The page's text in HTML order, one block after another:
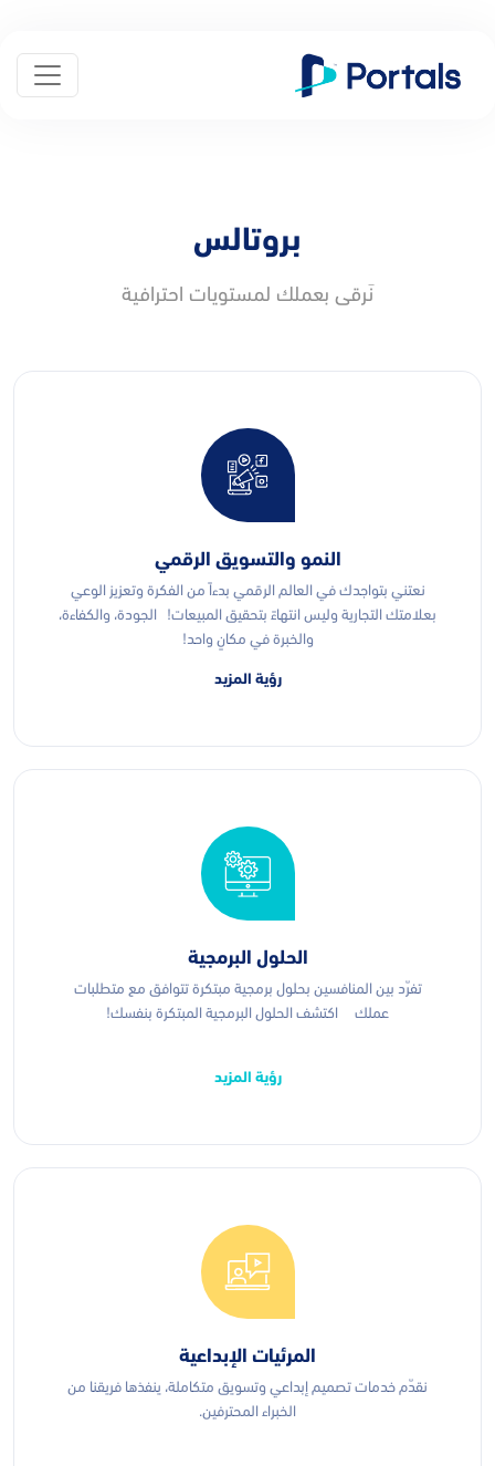
بروتالس
نَرقى بعملك لمستويات احترافية
النمو والتسويق الرقمي
نعتني بتواجدك في العالم الرقمي بدءاً من الفكرة وتعزيز الوعي
بعلامتك التجارية وليس انتهاءً بتحقيق المبيعات! الجودة، والكفاءة،
والخبرة في مكانٍ واحد!
رؤية المزيد
الحلول البرمجية
تفرّد بين المنافسين بحلول برمجية مبتكرة تتوافق مع متطلبات
عملك اكتشف الحلول البرمجية المبتكرة بنفسك!
رؤية المزيد
المرئيات الإبداعية
نقدّم خدمات تصميم إبداعي وتسويق متكاملة، ينفذها فريقنا من
الخبراء المحترفين.